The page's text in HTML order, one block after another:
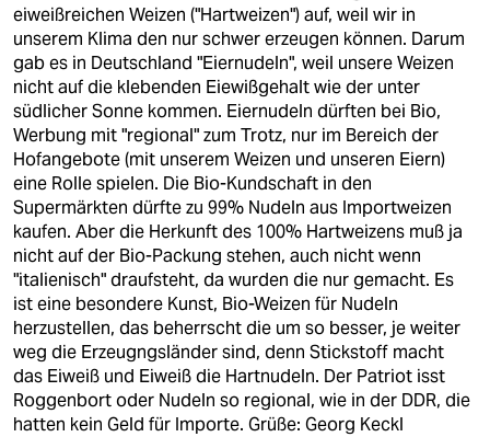
eiweißreichen Weizen ("Hartweizen") auf, weil wir in
unserem Klima den nur schwer erzeugen können. Darum
gab es in Deutschland "Eiernudeln", weil unsere Weizen
nicht auf die klebenden Eiewißgehalt wie der unter
südlicher Sonne kommen. Eiernudeln dürften bei Bio,
Werbung mit "regional" zum Trotz, nur im Bereich der
Hofangebote (mit unserem Weizen und unseren Eiern)
eine Rolle spielen. Die Bio-Kundschaft in den
Supermärkten dürfte zu 99% Nudeln aus Importweizen
kaufen. Aber die Herkunft des 100% Hartweizens muß ja
nicht auf der Bio-Packung stehen, auch nicht wenn
"italienisch" draufsteht, da wurden die nur gemacht. Es
ist eine besondere Kunst, Bio-Weizen für Nudeln
herzustellen, das beherrscht die um so besser, je weiter
weg die Erzeugngsländer sind, denn Stickstoff macht
das Eiweiß und Eiweiß die Hartnudeln. Der Patriot isst
Roggenbort oder Nudeln so regional, wie in der DDR, die
hatten kein Geld für Importe. Grüße: Georg Keckl